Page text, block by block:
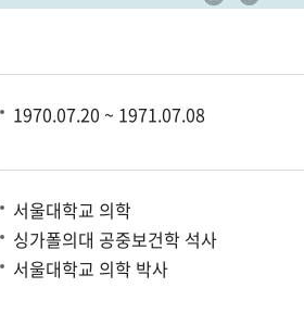
1970.07.20 ~ 1971.07.08
서울대학교 의학
싱가폴의대 공중보건학 석사
서울대학교 의학 박사